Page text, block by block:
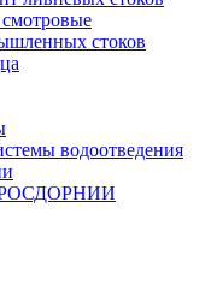
стоков
водоотведения
РОСДОРНИИ